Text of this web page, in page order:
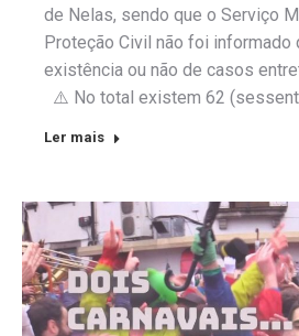
de Nelas, sendo que o Serviço
Proteção Civil não foi informado
existência ou não de casos
⚠️ No total existem 62
Ler mais